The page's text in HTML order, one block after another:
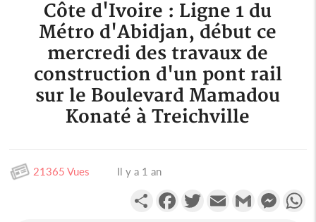
Côte d'Ivoire : Ligne 1 du
Métro d'Abidjan, début ce
mercredi des travaux de
construction d'un pont rail
sur le Boulevard Mamadou
Konaté à Treichville
21365 Vues Il y a 1 an
PartagerFacebookTwitterEmail Gmail